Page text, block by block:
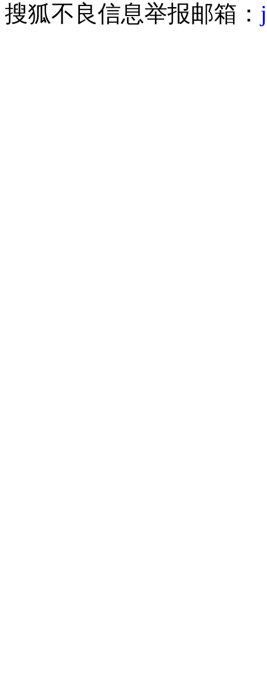
搜狐不良信息举报邮箱：